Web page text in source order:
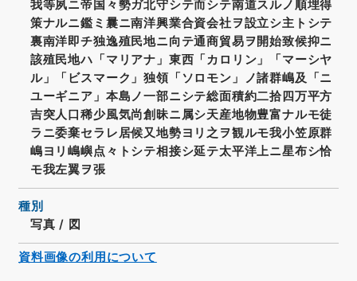
我等夙ニ帝国々勢ガ北守シテ而シテ南道スルノ順埋得
策ナルニ鑑ミ曩ニ南洋興業合資会社ヲ設立シ主トシテ
裏南洋即チ独逸殖民地ニ向テ通商貿易ヲ開始致候抑ニ
該殖民地ハ「マリアナ」東西「カロリン」「マーシヤ
ル」「ビスマーク」独領「ソロモン」ノ諸群嶋及「ニ
ユーギニア」本島ノ一部ニシテ総面積約二拾四万平方
吉突人口稀少風気尚創昧ニ属シ天産地物豊富ナルモ徒
ラニ委棄セラレ居候又地勢ヨリ之ヲ観ルモ我小笠原群
嶋ヨリ嶋嶼点々トシテ相接シ延テ太平洋上ニ星布シ恰
モ我左翼ヲ張
種別
写真 / 図
資料画像の利用について